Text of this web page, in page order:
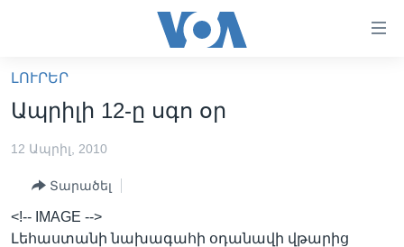
հիմնական
բովանդակությանը
հիմնական
բովանդակությանը
հիմնական
բովանդակություն
ԼՈՒՐԵՐ
ՍՓՅՈՒՌՔ
ՏԵՍԱՆՅՈՒԹԵՐ
ՖԻԼՄԵՐ
ԼՈՒՐԵՐ
Ապրիլի 12-ը սգո օր
12 Ապրիլ, 2010
Տարածել
<!-- IMAGE -->
Լեհաստանի նախագահի օդանավի վթարից